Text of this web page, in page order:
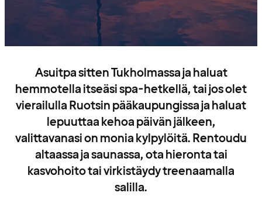
Asuitpa sitten Tukholmassa ja haluat
hemmotella itseäsi spa-hetkellä, tai jos olet
vierailulla Ruotsin pääkaupungissa ja haluat
lepuuttaa kehoa päivän jälkeen,
valittavanasi on monia kylpylöitä. Rentoudu
altaassa ja saunassa, ota hieronta tai
kasvohoito tai virkistäydy treenaamalla
salilla.